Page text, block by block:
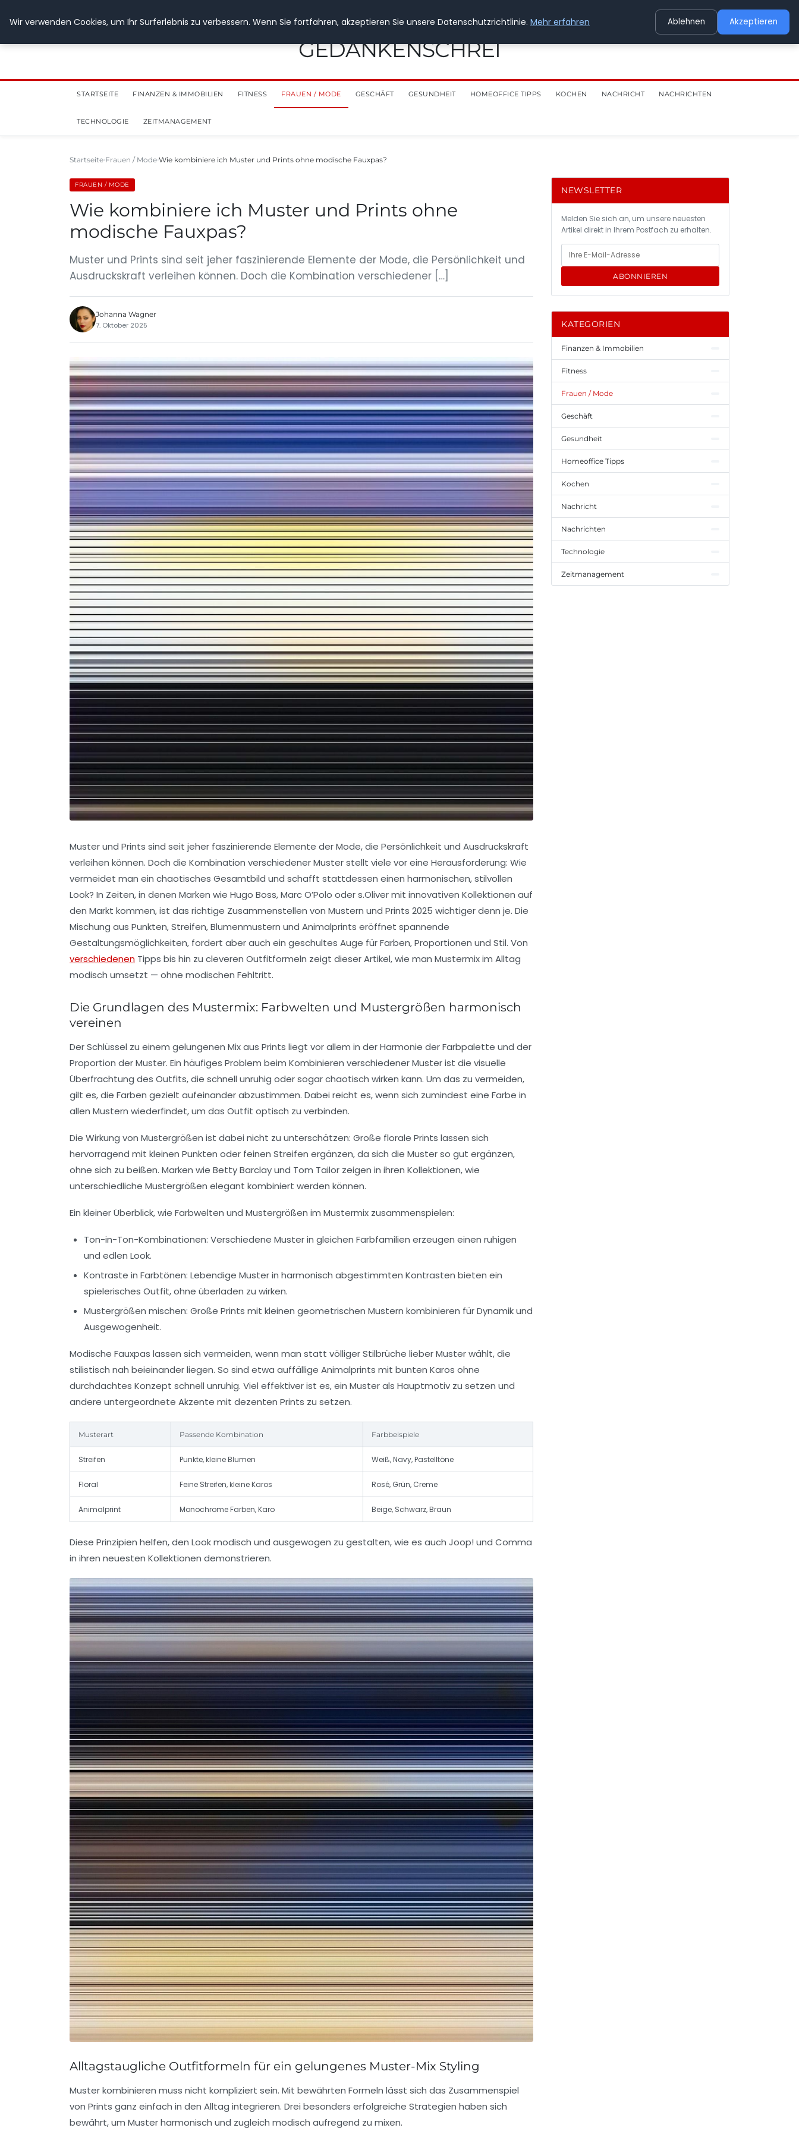
GEDANKENSCHREI
STARTSEITE FINANZEN & IMMOBILIEN FITNESS FRAUEN / MODE GESCHÄFT GESUNDHEIT HOMEOFFICE TIPPS KOCHEN NACHRICHT NACHRICHTEN
TECHNOLOGIE ZEITMANAGEMENT
Startseite Frauen / Mode Wie kombiniere ich Muster und Prints ohne modische Fauxpas?
FRAUEN / MODE
Wie kombiniere ich Muster und Prints ohne
modische Fauxpas?
Muster und Prints sind seit jeher faszinierende Elemente der Mode, die Persönlichkeit und
Ausdruckskraft verleihen können. Doch die Kombination verschiedener […]
Johanna Wagner
7. Oktober 2025
Muster und Prints sind seit jeher faszinierende Elemente der Mode, die Persönlichkeit und Ausdruckskraft
verleihen können. Doch die Kombination verschiedener Muster stellt viele vor eine Herausforderung: Wie
vermeidet man ein chaotisches Gesamtbild und schafft stattdessen einen harmonischen, stilvollen
Look? In Zeiten, in denen Marken wie Hugo Boss,Marc O’Polo oders.Olivermit innovativen Kollektionen auf
den Markt kommen, ist das richtige Zusammenstellen von Mustern und Prints 2025 wichtiger denn je. Die
Mischung aus Punkten, Streifen, Blumenmustern und Animalprints eröffnet spannende
Gestaltungsmöglichkeiten, fordert aber auch ein geschultes Auge für Farben, Proportionen und Stil. Von
verschiedenen Tipps bis hin zu cleveren Outfitformeln zeigt dieser Artikel, wie man Mustermix im Alltag
modisch umsetzt — ohne modischen Fehltritt.
Die Grundlagen des Mustermix: Farbwelten und Mustergrößen harmonisch
vereinen
Der Schlüssel zu einem gelungenen Mix aus Prints liegt vor allem in der Harmonie der Farbpalette und der
Proportion der Muster. Ein häufiges Problem beim Kombinieren verschiedener Muster ist die visuelle
Überfrachtung des Outfits, die schnell unruhig oder sogar chaotisch wirken kann. Um das zu vermeiden,
gilt es, die Farben gezielt aufeinander abzustimmen. Dabei reicht es, wenn sich zumindest eine Farbe in
allen Mustern wiederfindet, um das Outfit optisch zu verbinden.
Die Wirkung von Mustergrößen ist dabei nicht zu unterschätzen: Große florale Prints lassen sich
hervorragend mit kleinen Punkten oder feinen Streifen ergänzen, da sich die Muster so gut ergänzen,
ohne sich zu beißen. Marken wie Betty Barclayund Tom Tailor zeigen in ihren Kollektionen, wie
unterschiedliche Mustergrößen elegant kombiniert werden können.
Ein kleiner Überblick, wie Farbwelten und Mustergrößen im Mustermix zusammenspielen:
Ton-in-Ton-Kombinationen: Verschiedene Muster in gleichen Farbfamilien erzeugen einen ruhigen
und edlen Look.
Kontraste in Farbtönen: Lebendige Muster in harmonisch abgestimmten Kontrasten bieten ein
spielerisches Outfit, ohne überladen zu wirken.
Mustergrößen mischen: Große Prints mit kleinen geometrischen Mustern kombinieren für Dynamik und
Ausgewogenheit.
Modische Fauxpas lassen sich vermeiden, wenn man statt völliger Stilbrüche lieber Muster wählt, die
stilistisch nah beieinander liegen. So sind etwa auffällige Animalprints mit bunten Karos ohne
durchdachtes Konzept schnell unruhig. Viel effektiver ist es, ein Muster als Hauptmotiv zu setzen und
andere untergeordnete Akzente mit dezenten Prints zu setzen.
Musterart Passende Kombination Farbbeispiele
Streifen Punkte, kleine Blumen Weiß, Navy, Pastelltöne
Floral Feine Streifen, kleine Karos Rosé, Grün, Creme
Animalprint Monochrome Farben, Karo Beige, Schwarz, Braun
Diese Prinzipien helfen, den Look modisch und ausgewogen zu gestalten, wie es auch Joop! und Comma
in ihren neuesten Kollektionen demonstrieren.
Alltagstaugliche Outfitformeln für ein gelungenes Muster-Mix Styling
Muster kombinieren muss nicht kompliziert sein. Mit bewährten Formeln lässt sich das Zusammenspiel
von Prints ganz einfach in den Alltag integrieren. Drei besonders erfolgreiche Strategien haben sich
bewährt, um Muster harmonisch und zugleich modisch aufregend zu mixen.
NEWSLETTER
Melden Sie sich an, um unsere neuesten
Artikel direkt in Ihrem Postfach zu erhalten.
ABONNIEREN
KATEGORIEN
Finanzen & Immobilien
Fitness
Frauen / Mode
Geschäft
Gesundheit
Homeoffice Tipps
Kochen
Nachricht
Nachrichten
Technologie
Zeitmanagement
Wir verwenden Cookies, um Ihr Surferlebnis zu verbessern. Wenn Sie fortfahren, akzeptieren Sie unsere Datenschutzrichtlinie. Mehr erfahren Ablehnen Akzeptieren